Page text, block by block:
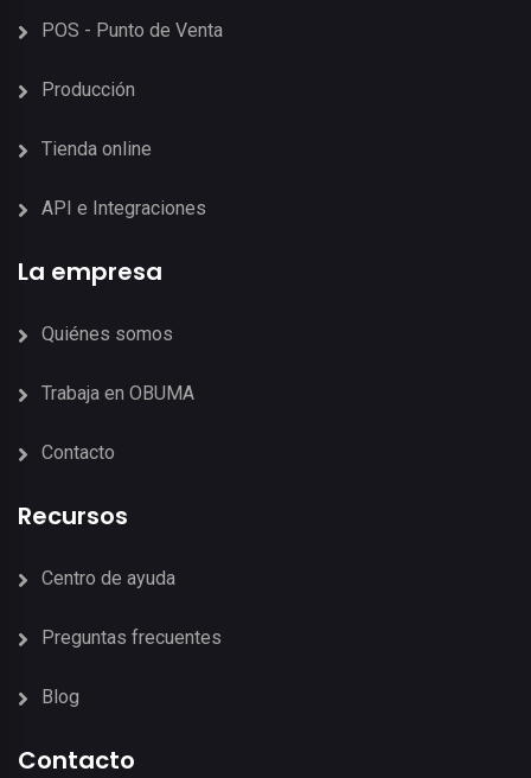
POS - Punto de Venta
Producción
Tienda online
API e Integraciones
La empresa
Quiénes somos
Trabaja en OBUMA
Contacto
Recursos
Centro de ayuda
Preguntas frecuentes
Blog
Contacto